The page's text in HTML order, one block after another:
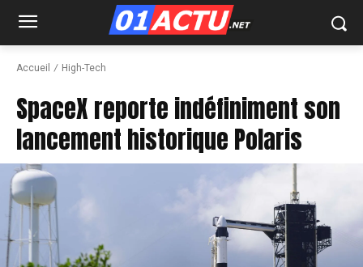
Accueil High-Tech
SpaceX reporte indéfiniment son
lancement historique Polaris